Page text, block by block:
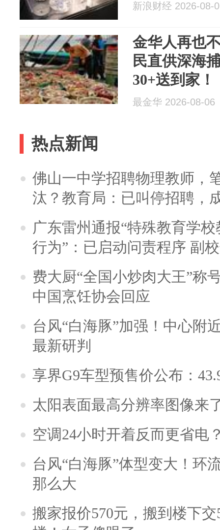
新浪财经 2026-08-
金华人再也
民直供深海
30+送到家！
最金华 2026-08-06
热点新闻
佛山一中学招聘物理教师，
汰？教育局：已叫停招聘，
广东雷州通报“特殊教育学
行为”：已启动问责程序 副
费大厨“全国小炒肉大王”称
中国烹饪协会回应
台风“白海豚”加强！中心附
最新研判
享界G9车型预售价公布：
太阳表面最高分辨率图像来
空调24小时开着反而更省电
台风“白海豚”体型变大！环
那么大
搬家报价570元，搬到楼下